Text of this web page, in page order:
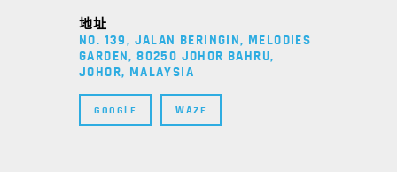
地址
NO. 139, JALAN BERINGIN, MELODIES
GARDEN, 80250 JOHOR BAHRU,
JOHOR, MALAYSIA
GOOGLE WAZE